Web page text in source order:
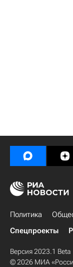
Политика
Спецпроекты
Версия 2023.1 Beta
© 2026 МИА